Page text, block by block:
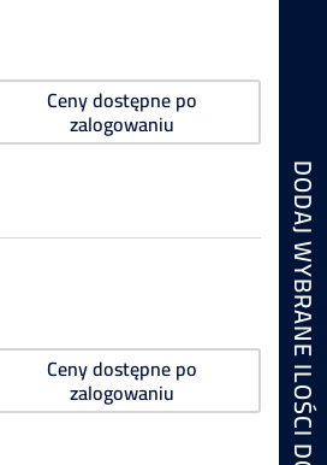
Ceny dostępne po
zalogowaniu
Ceny dostępne po
zalogowaniu DODAJ WYBRANE ILOŚCI DO KOSZYKA